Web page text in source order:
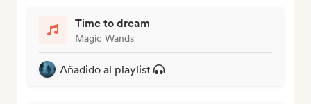
Time to dream
Magic Wands
Añadido al playlist